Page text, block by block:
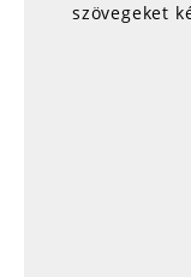
szövegeket